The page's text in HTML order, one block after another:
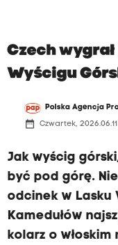
Czech
Wyścigu
Polska Agencja
date_range Czwartek,
Jak wyścig
być pod górę.
odcinek w Lasku
Kamedułów
kolarz o